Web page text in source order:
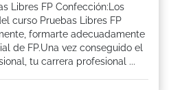
Libres FP Confección:Los
curso Pruebas Libres FP
formarte adecuadamente
de FP.Una vez conseguido el
tu carrera profesional ...